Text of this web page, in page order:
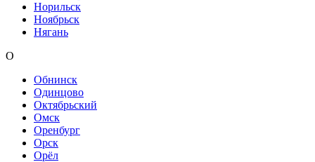
Норильск
Ноябрьск
Нягань
О
Обнинск
Одинцово
Октябрьский
Омск
Оренбург
Орск
Орёл